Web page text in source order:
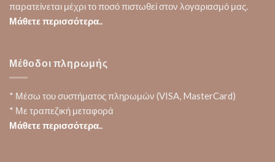
παρατείνεται μέχρι το ποσό πιστωθεί στον λογαριασμό μας.
Μάθετε περισσότερα..
Μέθοδοι πληρωμής
* Μέσω του συστήματος πληρωμών (VISA, MasterCard)
* Με τραπεζική μεταφορά
Μάθετε περισσότερα..